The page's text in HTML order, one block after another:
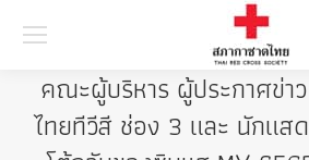
คณะผู้บริหาร ผู้ประกาศข่า
ไทยทีวีสี ช่อง 3 และ นักแส